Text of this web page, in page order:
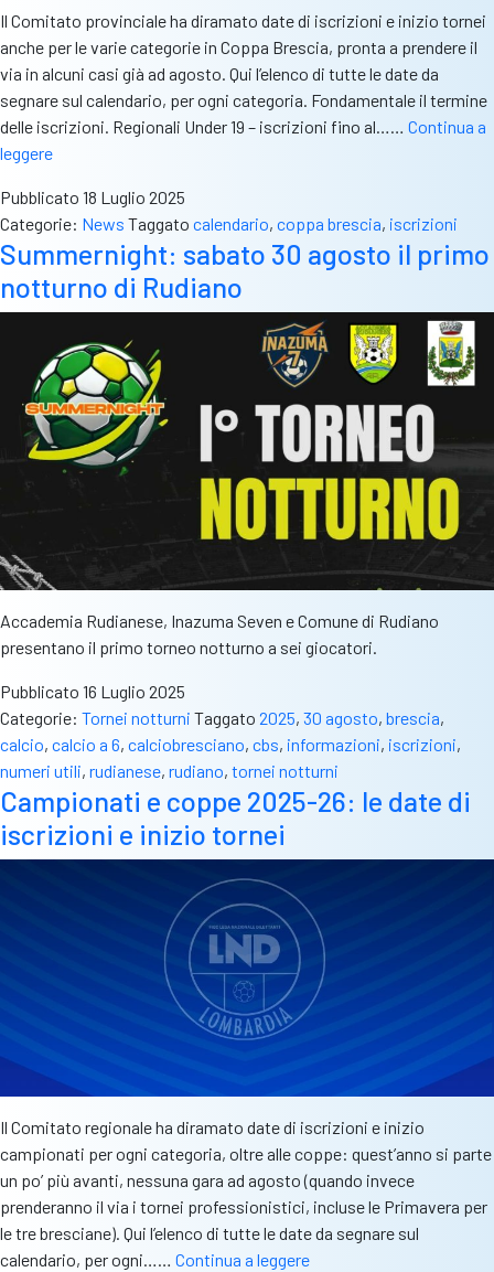
Il Comitato provinciale ha diramato date di iscrizioni e inizio tornei
anche per le varie categorie in Coppa Brescia, pronta a prendere il
via in alcuni casi già ad agosto. Qui l’elenco di tutte le date da
segnare sul calendario, per ogni categoria. Fondamentale il termine
delle iscrizioni. Regionali Under 19 – iscrizioni fino al…… Continua a
leggereCoppa
le
date
di
iscrizione
e
di
inizio
tornei:
si
parte
fine
Pubblicato 18 Luglio 2025
Categorie: News Taggato calendario, coppa brescia, iscrizioni
Summernight: sabato 30 agosto il primo
notturno di Rudiano
Accademia Rudianese, Inazuma Seven e Comune di Rudiano
presentano il primo torneo notturno a sei giocatori.
Pubblicato 16 Luglio 2025
Categorie: Tornei notturni Taggato 2025, 30 agosto, brescia,
calcio, calcio a 6, calciobresciano, cbs, informazioni, iscrizioni,
numeri utili, rudianese, rudiano, tornei notturni
Campionati e coppe 2025-26: le date di
iscrizioni e inizio tornei
Il Comitato regionale ha diramato date di iscrizioni e inizio
campionati per ogni categoria, oltre alle coppe: quest’anno si parte
un po’ più avanti, nessuna gara ad agosto (quando invece
prenderanno il via i tornei professionistici, incluse le Primavera per
le tre bresciane). Qui l’elenco di tutte le date da segnare sul
calendario, per ogni…… Continua a leggereCampionati